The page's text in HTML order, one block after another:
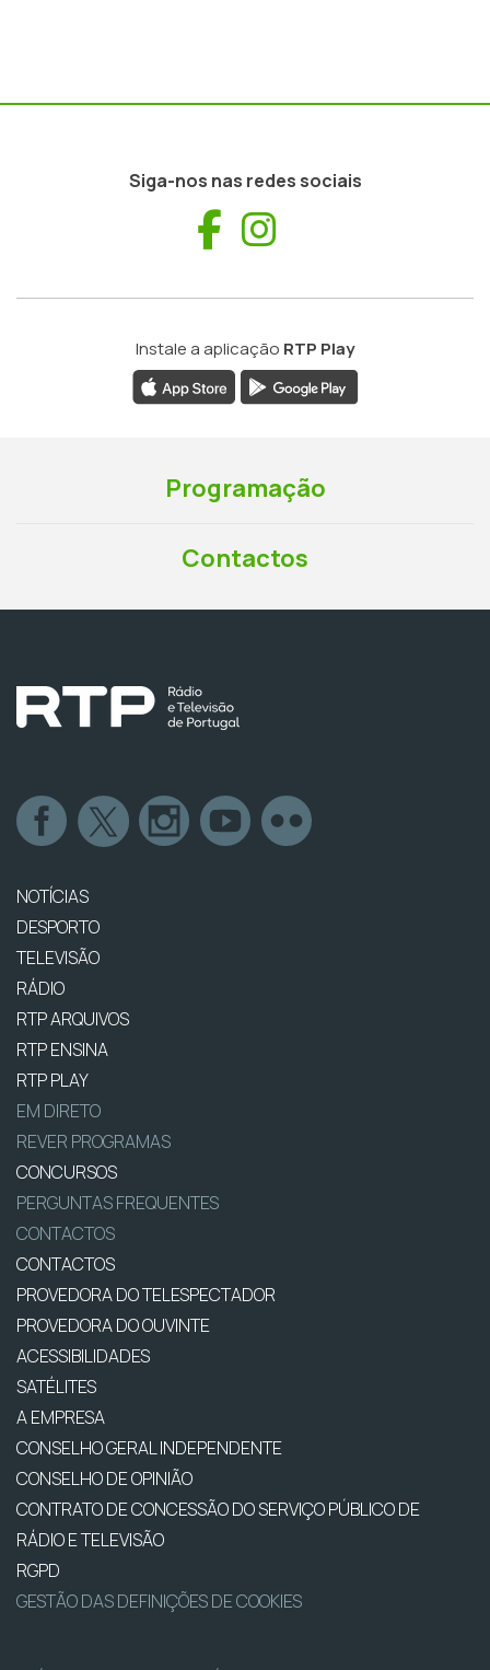
Siga-nos nas redes sociais
Facebook
Instale a aplicação RTP Play
Programação
Contactos
NOTÍCIAS
DESPORTO
TELEVISÃO
RÁDIO
RTP ARQUIVOS
RTP ENSINA
RTP PLAY
EM DIRETO
REVER PROGRAMAS
CONCURSOS
PERGUNTAS FREQUENTES
CONTACTOS
CONTACTOS
PROVEDORA DO TELESPECTADOR
PROVEDORA DO OUVINTE
ACESSIBILIDADES
SATÉLITES
A EMPRESA
CONSELHO GERAL INDEPENDENTE
CONSELHO DE OPINIÃO
CONTRATO DE CONCESSÃO DO SERVIÇO PÚBLICO DE
RÁDIO E TELEVISÃO
RGPD
GESTÃO DAS DEFINIÇÕES DE COOKIES